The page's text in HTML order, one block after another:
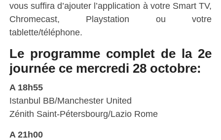
vous suffira d’ajouter l’application à votre Smart TV,
Chromecast, Playstation ou votre
tablette/téléphone.
Le programme complet de la 2e
journée ce mercredi 28 octobre:
A 18h55
Istanbul BB/Manchester United
Zénith Saint-Pétersbourg/Lazio Rome
A 21h00